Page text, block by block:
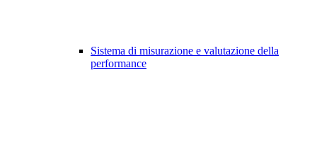
Sistema di misurazione e valutazione della
performance